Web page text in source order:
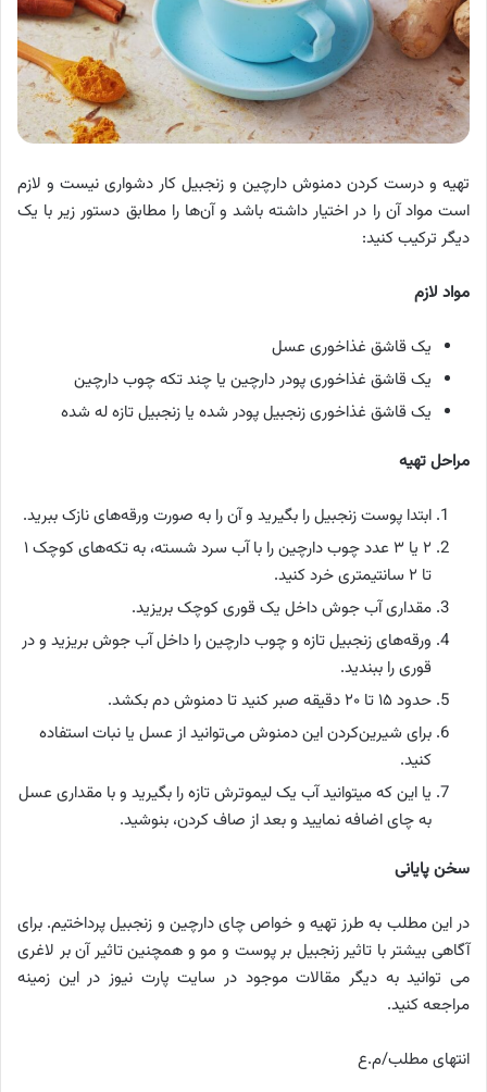
تهیه و درست کردن دمنوش دارچین و زنجبیل کار دشواری نیست و لازم
است مواد آن را در اختیار داشته باشد و آن‌ها را مطابق دستور زیر با یک
دیگر ترکیب کنید:
مواد لازم
یک قاشق غذاخوری عسل
یک قاشق غذاخوری پودر دارچین یا چند تکه چوب دارچین
یک قاشق غذاخوری زنجبیل پودر شده یا زنجبیل تازه له شده
مراحل تهیه
ابتدا پوست زنجبیل را بگیرید و آن را به صورت ورقه‌های نازک ببرید.
۲ یا ۳ عدد چوب دارچین را با آب سرد شسته، به تکه‌های کوچک ۱
تا ۲ سانتیمتری خرد کنید.
مقداری آب جوش داخل یک قوری کوچک بریزید.
ورقه‌های زنجبیل تازه و چوب دارچین را داخل آب جوش بریزید و در
قوری را ببندید.
حدود ‍۱۵ تا ۲۰ دقیقه صبر کنید تا دمنوش دم بکشد.
برای شیرین‌کردن این دمنوش می‌توانید از عسل یا نبات استفاده
کنید.
یا این که میتوانید آب یک لیموترش تازه را بگیرید و با مقداری عسل
به چای اضافه نمایید و بعد از صاف کردن، بنوشید.
سخن پایانی
در این مطلب به طرز تهیه و خواص چای دارچین و زنجبیل پرداختیم. برای
آگاهی بیشتر با تاثیر زنجبیل بر پوست و مو و همچنین تاثیر آن بر لاغری
می توانید به دیگر مقالات موجود در سایت پارت نیوز در این زمینه
مراجعه کنید.
انتهای مطلب/م.ع